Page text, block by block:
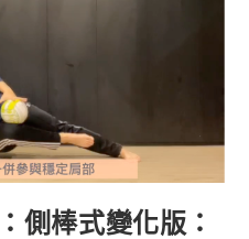
側棒式變化版：